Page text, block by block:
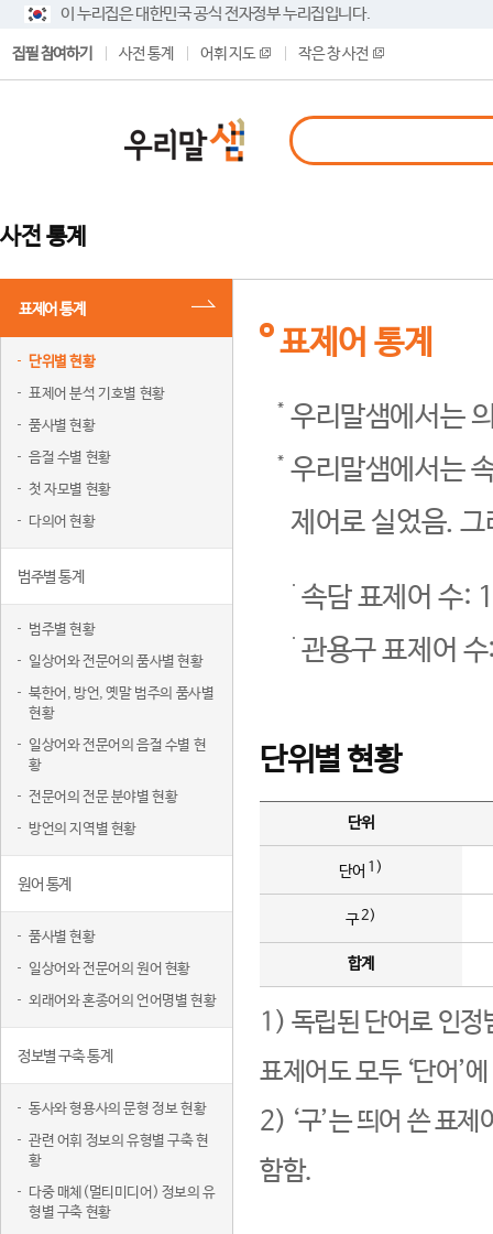
이 누리집은 대한민국 공식 전자정부 누리집입니다.
집필 참여하기 사전 통계 어휘 지도 작은 창 사전
사전 통계
표제어 통계
단위별 현황
표제어 분석 기호별 현황
품사별 현황
음절 수별 현황
첫 자모별 현황
다의어 현황
범주별 통계
범주별 현황
일상어와 전문어의 품사별 현황
북한어, 방언, 옛말 범주의 품사별
현황
일상어와 전문어의 음절 수별 현
황
전문어의 전문 분야별 현황
방언의 지역별 현황
원어 통계
품사별 현황
일상어와 전문어의 원어 현황
외래어와 혼종어의 언어명별 현황
정보별 구축 통계
동사와 형용사의 문형 정보 현황
관련 어휘 정보의 유형별 구축 현
황
다중 매체(멀티미디어) 정보의 유
형별 구축 현황
표제어 통계
우리말샘에서는
우리말샘에서는
제어로 실었음.
속담 표제어 수:
관용구 표제어
단위별 현황
단위
단어 1)
구2)
합계
1) 독립된 단어로 인정
표제어도 모두 ‘단어’
2) ‘구’는 띄어 쓴 표
함함.